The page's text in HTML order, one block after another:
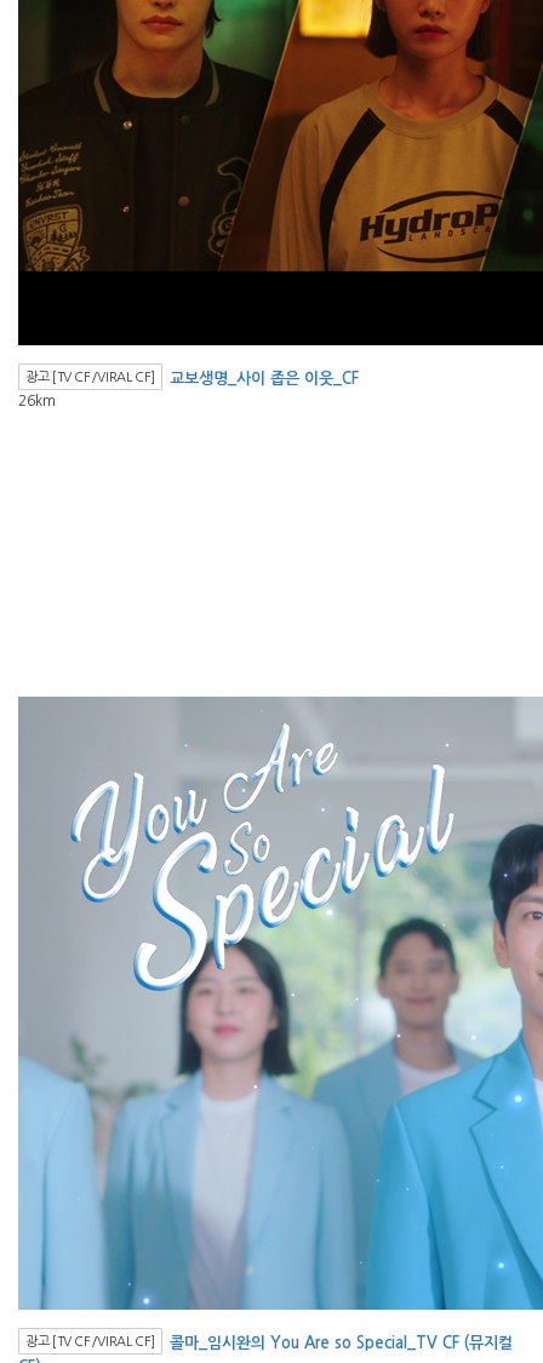
광고 [TV CF/VIRAL CF] 교보생명_사이 좁은 이웃_CF
26km
광고 [TV CF/VIRAL CF]
콜마_임시완의 You Are so Special_TV CF (뮤지컬